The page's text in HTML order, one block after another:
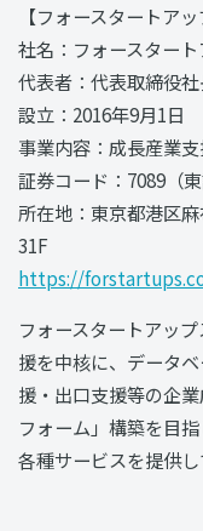
【フォースタートア
社名：フォースター
代表者：代表取締役
設立：2016年9月1日
事業内容：成長産業
証券コード：7089（
所在地：東京都港区
31F
https://
フォースタートアッ
援を中核に、データ
援・出口支援等の企
フォーム」構築を目
各種サービスを提供し